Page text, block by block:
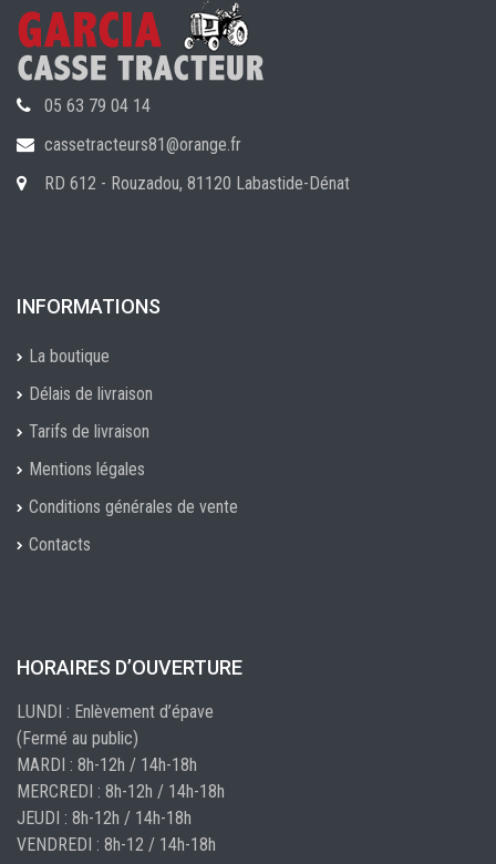
05 63 79 04 14
cassetracteurs81@orange.fr
RD 612 - Rouzadou, 81120 Labastide-Dénat
INFORMATIONS
La boutique
Délais de livraison
Tarifs de livraison
Mentions légales
Conditions générales de vente
Contacts
HORAIRES D’OUVERTURE
LUNDI : Enlèvement d’épave
(Fermé au public)
MARDI : 8h-12h / 14h-18h
MERCREDI : 8h-12h / 14h-18h
JEUDI : 8h-12h / 14h-18h
VENDREDI : 8h-12 / 14h-18h